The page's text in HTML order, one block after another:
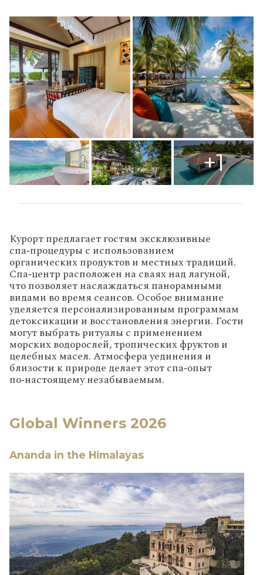
+1
Курорт предлагает гостям эксклюзивные
спа‑процедуры с использованием
органических продуктов и местных традиций.
Спа‑центр расположен на сваях над лагуной,
что позволяет наслаждаться панорамными
видами во время сеансов. Особое внимание
уделяется персонализированным программам
детоксикации и восстановления энергии. Гости
могут выбрать ритуалы с применением
морских водорослей, тропических фруктов и
целебных масел. Атмосфера уединения и
близости к природе делает этот спа‑опыт
по‑настоящему незабываемым.
Global Winners 2026
Ananda in the Himalayas